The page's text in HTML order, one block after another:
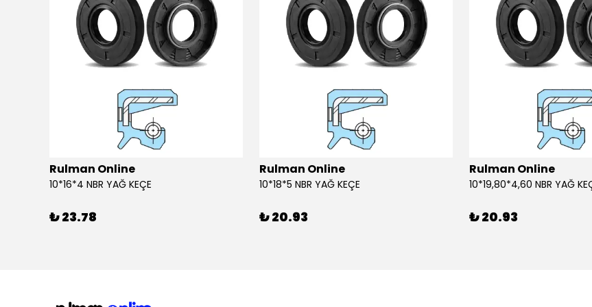
Rulman Online
10*16*4 NBR YAĞ KEÇE
₺ 23.78
Rulman Online
10*18*5 NBR YAĞ KEÇE
₺ 20.93
Rulman Online
10*19,80*4,60 NBR YAĞ
₺ 20.93